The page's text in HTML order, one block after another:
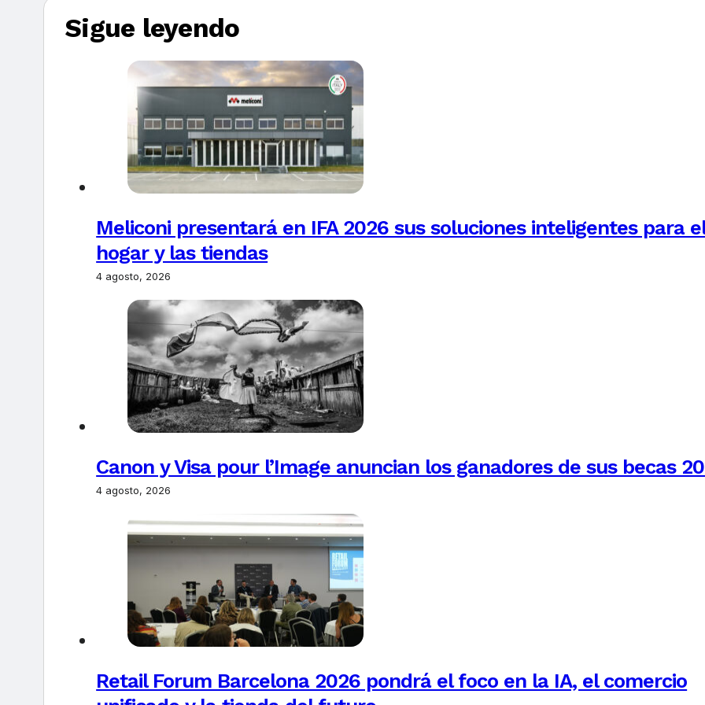
Sigue leyendo
Meliconi presentará en IFA 2026 sus soluciones inteligentes para
hogar y las tiendas
4 agosto, 2026
Canon y Visa pour l’Image anuncian los ganadores de sus becas
4 agosto, 2026
Retail Forum Barcelona 2026 pondrá el foco en la IA, el comercio